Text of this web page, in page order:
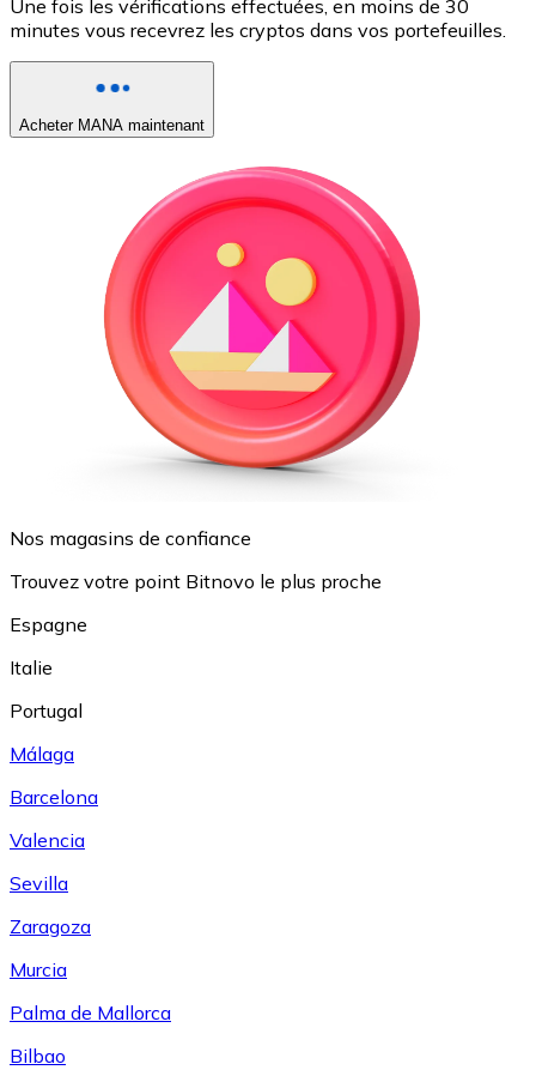
Une fois les vérifications effectuées, en moins de 30
minutes vous recevrez les cryptos dans vos portefeuilles.
Acheter MANA maintenant
Nos magasins de confiance
Trouvez votre point Bitnovo le plus proche
Espagne
Italie
Portugal
Málaga
Barcelona
Valencia
Sevilla
Zaragoza
Murcia
Palma de Mallorca
Bilbao